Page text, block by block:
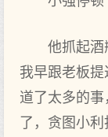
他抓起酒
我早跟老板
道了太多的
了，贪图小